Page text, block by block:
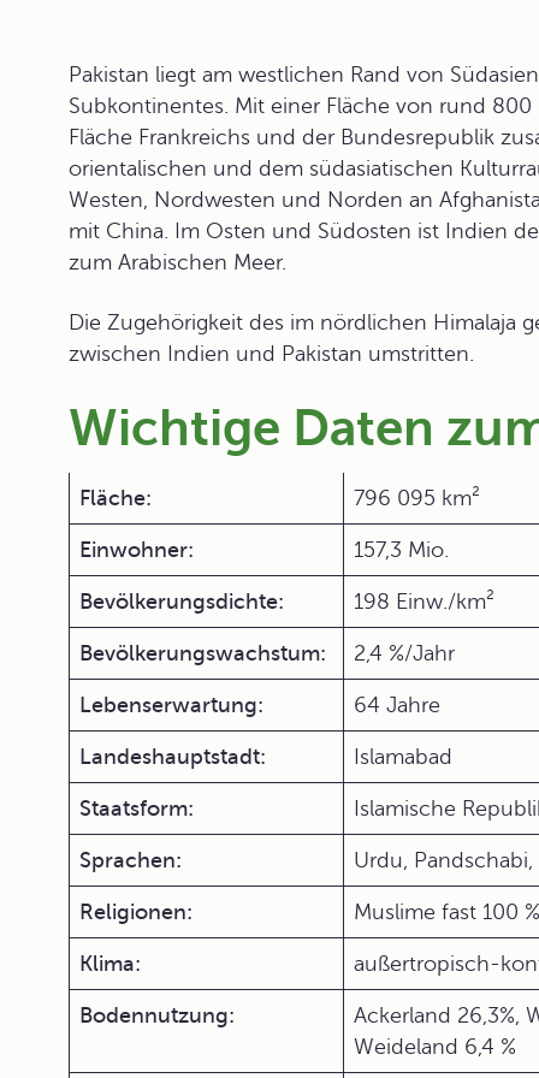
Pakistan liegt am westlichen Rand von
Subkontinentes. Mit einer Fläche von rund
Fläche Frankreichs und der Bundesrepublik
orientalischen und dem südasiatischen
Westen, Nordwesten und Norden an
mit China. Im Osten und Südosten ist Indien
zum Arabischen Meer.
Die Zugehörigkeit des im nördlichen Himalaja
zwischen Indien und Pakistan umstritten.
Wichtige Daten
Fläche: 796 095 km²
Einwohner: 157,3 Mio.
Bevölkerungsdichte: 198 Einw./km²
Bevölkerungswachstum: 2,4 %/Jahr
Lebenserwartung: 64 Jahre
Landeshauptstadt: Islamabad
Staatsform: Islamische
Sprachen: Urdu,
Religionen: Muslime fast 100
Klima: außertropisch-
Bodennutzung:
Ackerland 26,3%,
Weideland 6,4 %